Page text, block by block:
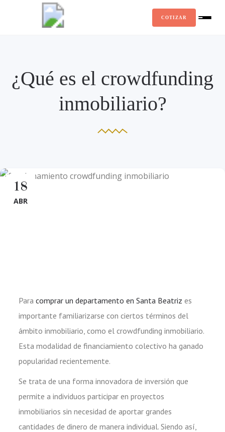
COTIZAR
¿Qué es el crowdfunding
inmobiliario?
18
ABR
Para comprar un departamento en Santa Beatriz es
importante familiarizarse con ciertos términos del
ámbito inmobiliario, como el crowdfunding inmobiliario.
Esta modalidad de financiamiento colectivo ha ganado
popularidad recientemente.
Se trata de una forma innovadora de inversión que
permite a individuos participar en proyectos
inmobiliarios sin necesidad de aportar grandes
cantidades de dinero de manera individual. Siendo así,